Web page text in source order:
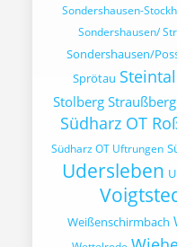
Sondershausen-
Sondershausen/
Sondershausen/
Sprötau
Stolberg Straußberg
Südharz OT
Südharz OT Uftrungen
Udersleben
Weißenschirmbach